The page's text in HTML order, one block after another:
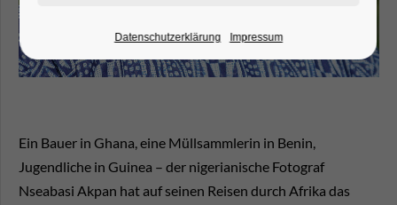
Ein Bauer in Ghana, eine Müllsammlerin in Benin,
Jugendliche in Guinea – der nigerianische Fotograf
Nseabasi Akpan hat auf seinen Reisen durch Afrika das
Datenschutzerklärung Impressum